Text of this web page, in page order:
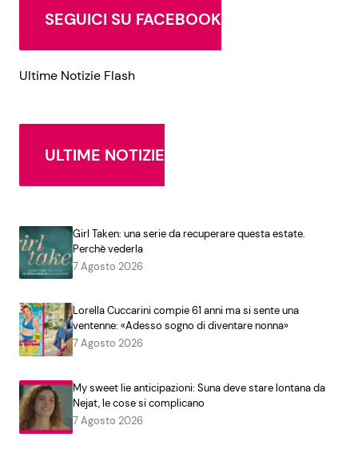
Pubblicità
SEGUICI SU FACEBOOK
Ultime Notizie Flash
ULTIME NOTIZIE
Girl Taken: una serie da recuperare questa estate.
Perchè vederla
7 Agosto 2026
Lorella Cuccarini compie 61 anni ma si sente una
ventenne: «Adesso sogno di diventare nonna»
7 Agosto 2026
My sweet lie anticipazioni: Suna deve stare lontana da
Nejat, le cose si complicano
7 Agosto 2026